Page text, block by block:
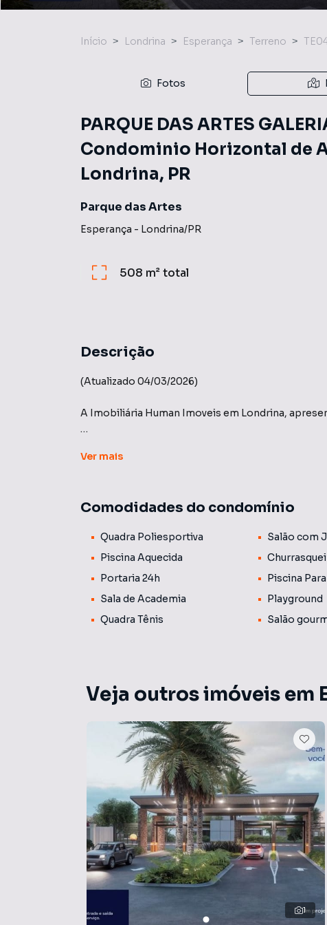
Início Londrina Esperança Terreno
Fotos
PARQUE DAS ARTES
Condominio Horizontal de
Londrina, PR
Parque das Artes
Esperança - Londrina/PR
508 m²total
Descrição
(Atualizado 04/03/2026)
A Imobiliária Human Imoveis em Londrina,
Entrega prevista para 2027
Localizado na Rua Alcides Turini entre a Estância
ÓPERA - Terenos acima de 600 metros
ATELIÊ - Terrenos acima de 420 metros
Ver mais
Comodidades do condomínio
Quadra Poliesportiva Salão com
Piscina Aquecida
Portaria 24h
Piscina
Sala de Academia
Playground
Quadra Tênis
Salão
Veja outros imóveis em
1